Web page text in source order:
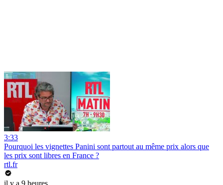
3:33
Pourquoi les vignettes Panini sont partout au même prix alors que
les prix sont libres en France ?
rtl.fr